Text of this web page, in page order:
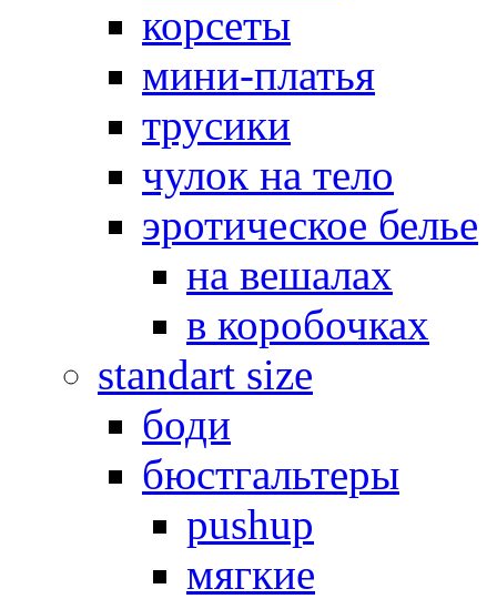
корсеты
мини-платья
трусики
чулок на тело
эротическое белье
на вешалах
в коробочках
standart size
боди
бюстгальтеры
pushup
мягкие